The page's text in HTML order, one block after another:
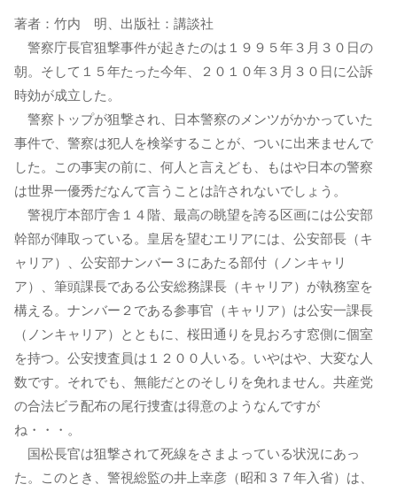
著者：竹内 明、出版社：講談社
警察庁長官狙撃事件が起きたのは１９９５年３月３０日の
朝。そして１５年たった今年、２０１０年３月３０日に公訴
時効が成立した。
警察トップが狙撃され、日本警察のメンツがかかっていた
事件で、警察は犯人を検挙することが、ついに出来ませんで
した。この事実の前に、何人と言えども、もはや日本の警察
は世界一優秀だなんて言うことは許されないでしょう。
警視庁本部庁舎１４階、最高の眺望を誇る区画には公安部
幹部が陣取っている。皇居を望むエリアには、公安部長（キ
ャリア）、公安部ナンバー３にあたる部付（ノンキャリ
ア）、筆頭課長である公安総務課長（キャリア）が執務室を
構える。ナンバー２である参事官（キャリア）は公安一課長
（ノンキャリア）とともに、桜田通りを見おろす窓側に個室
を持つ。公安捜査員は１２００人いる。いやはや、大変な人
数です。それでも、無能だとのそしりを免れません。共産党
の合法ビラ配布の尾行捜査は得意のようなんですが
ね・・・。
国松長官は狙撃されて死線をさまよっている状況にあっ
た。このとき、警視総監の井上幸彦（昭和３７年入省）は、